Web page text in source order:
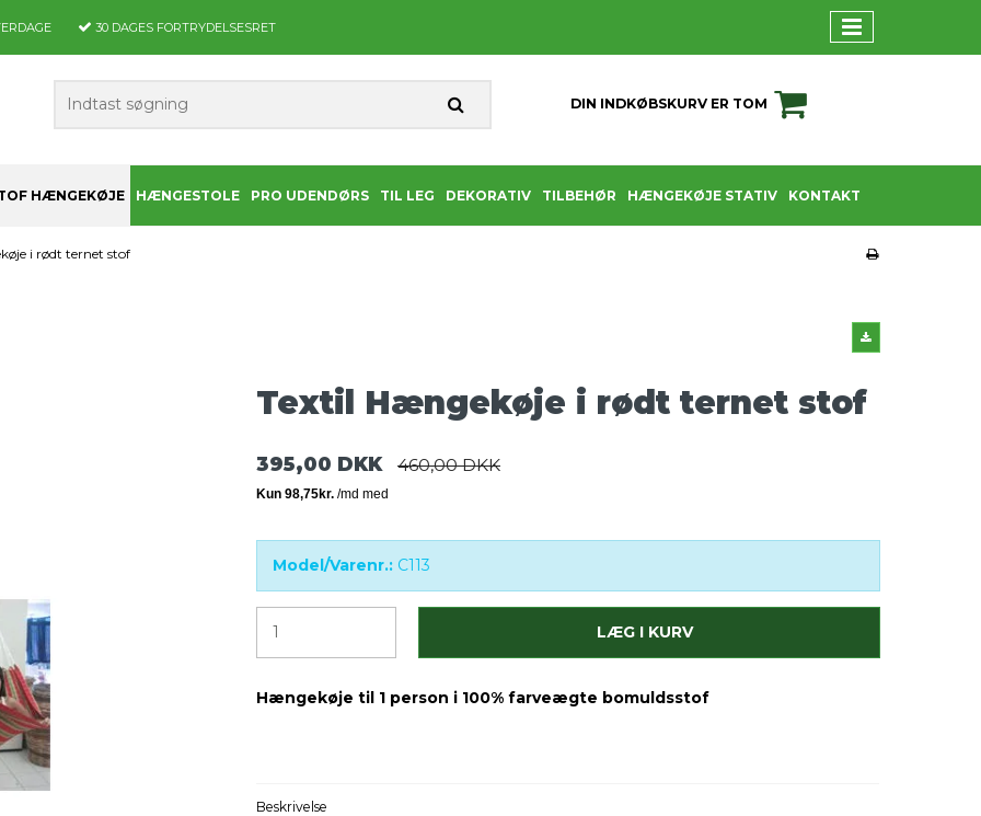
30 DAGES FORTRYDELSESRET
DIN INDKØBSKURV ER TOM
HÆNGEKØJE HÆNGESTOLE PRO UDENDØRS TIL LEG DEKORATIV TILBEHØR HÆNGEKØJE STATIV KONTAKT
i rødt ternet stof
Textil Hængekøje i rødt ternet stof
395,00 DKK 460,00 DKK
Model/Varenr.: C113
LÆG I KURV
Hængekøje til 1 person i 100% farveægte bomuldsstof
Beskrivelse